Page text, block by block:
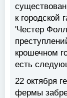
к городской
'Честер
крошечном
есть
22 октября
фермы